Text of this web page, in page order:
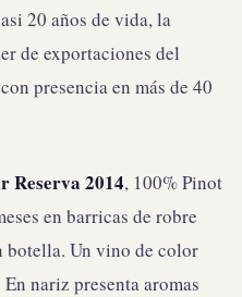
20 años de vida, la
de exportaciones del
presencia en más de 40
Reserva 2014, 100% Pinot
en barricas de robre
botella. Un vino de color
nariz presenta aromas